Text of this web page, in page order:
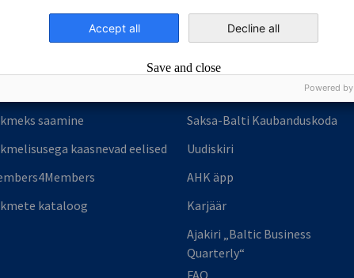
saamine
kaasnevad eelised
kataloog
Saksa-Balti Kaubanduskoda
Uudiskiri
AHK äpp
Karjäär
Ajakiri „Baltic Business
Quarterly“
Accept all Decline all
Save and close
Powered by